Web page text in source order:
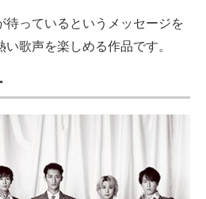
っているというメッセージを
歌声を楽しめる作品です。